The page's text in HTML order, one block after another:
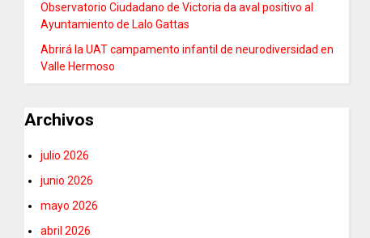
Observatorio Ciudadano de Victoria da aval positivo al
Ayuntamiento de Lalo Gattas
Abrirá la UAT campamento infantil de neurodiversidad en
Valle Hermoso
Archivos
julio 2026
junio 2026
mayo 2026
abril 2026